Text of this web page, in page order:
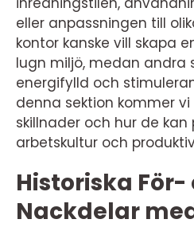
eller anpassningen till
kontor kanske vill skapa
lugn miljö, medan andra
energifylld och
denna sektion kommer
skillnader och hur de
arbetskultur och
Historiska För-
Nackdelar